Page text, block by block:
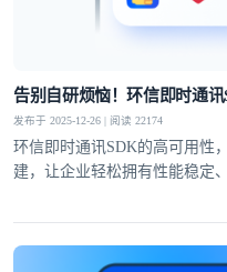
告别自研烦恼！环信即时通
发布于 2025-12-26 | 阅读 22174
环信即时通讯SDK的高可用性
建，让企业轻松拥有性能稳定
不了，谢谢